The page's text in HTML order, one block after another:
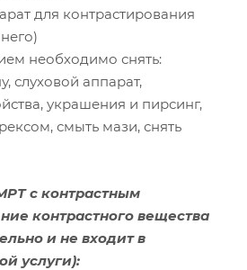
для контрастирования
необходимо снять:
слуховой аппарат,
украшения и пирсинг,
смыть мази, снять
с контрастным
контрастного вещества
и не входит в
услуги):